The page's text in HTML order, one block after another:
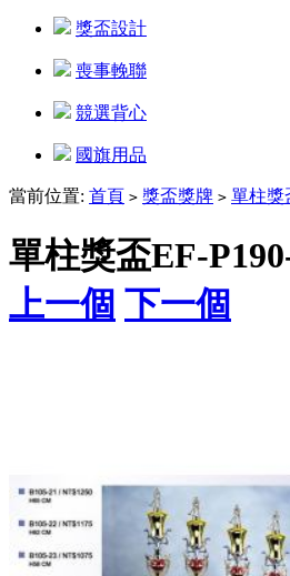
獎盃設計
喪事輓聯
競選背心
國旗用品
當前位置: 首頁 > 獎盃獎牌 > 單柱獎
單柱獎盃EF-
上一個 下一個